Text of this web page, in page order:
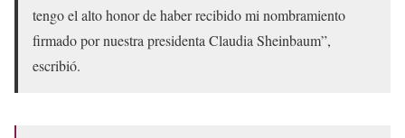
tengo el alto honor de haber recibido mi nombramiento
firmado por nuestra presidenta Claudia Sheinbaum”,
escribió.